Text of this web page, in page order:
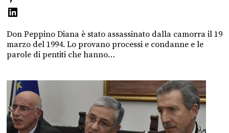
Don Peppino Diana è stato assassinato dalla camorra il 19
marzo del 1994. Lo provano processi e condanne e le
parole di pentiti che hanno…